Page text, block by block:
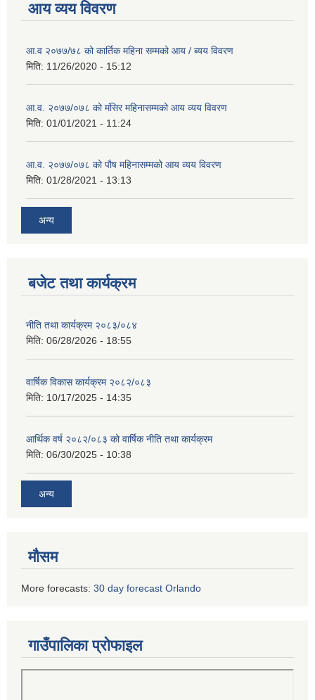
आय व्यय विवरण
आ.व २०७७/७८ को कार्तिक महिना सम्मको आय / ब्यय विवरण
मिति: 11/26/2020 - 15:12
आ.व. २०७७/०७८ को मंसिर महिनासम्मको आय व्यय विवरण
मिति: 01/01/2021 - 11:24
आ.व. २०७७/०७८ को पौष महिनासम्मको आय व्यय विवरण
मिति: 01/28/2021 - 13:13
अन्य
बजेट तथा कार्यक्रम
नीति तथा कार्यक्रम २०८३/०८४
मिति: 06/28/2026 - 18:55
वार्षिक विकास कार्यक्रम २०८२/०८३
मिति: 10/17/2025 - 14:35
आर्थिक वर्ष २०८२/०८३ को वार्षिक नीति तथा कार्यक्रम
मिति: 06/30/2025 - 10:38
अन्य
मौसम
More forecasts: 30 day forecast Orlando
गाउँपालिका प्रोफाइल